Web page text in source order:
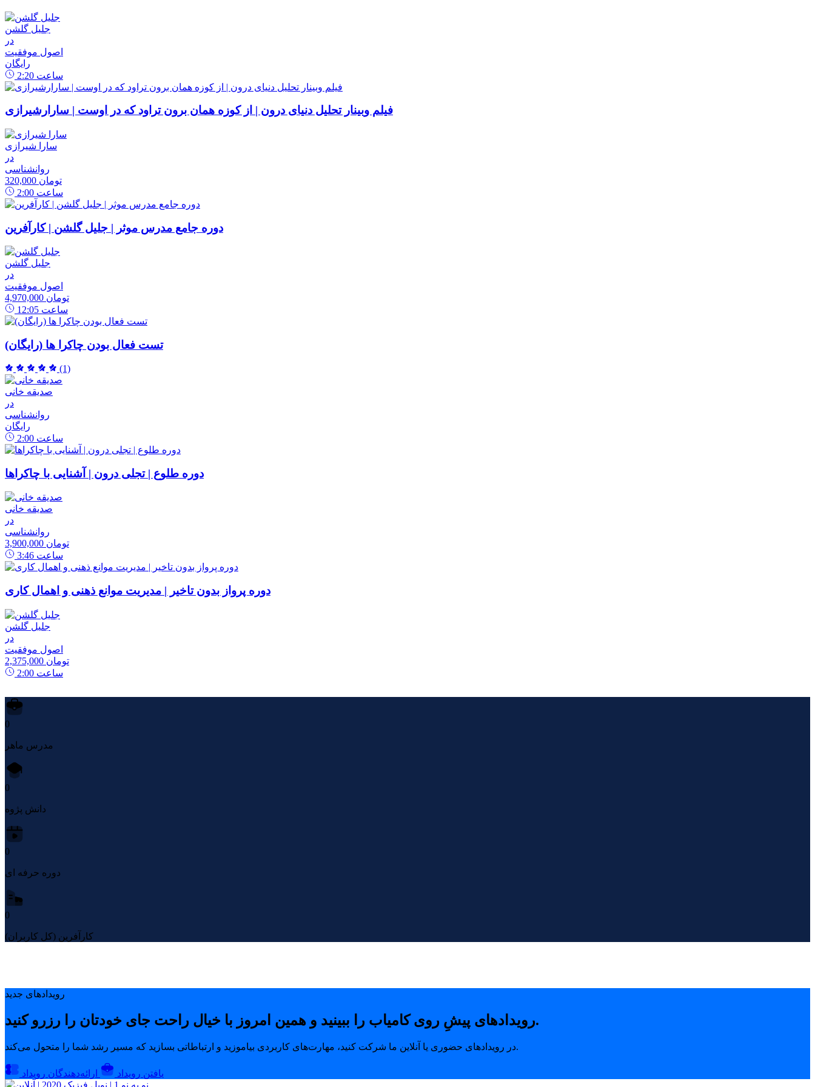
جلیل گلشن
در
اصول موفقیت
رایگان
2:20 ساعت
فیلم وبینار تحلیل دنیای درون | از کوزه همان برون تراود که در اوست | سارارشیرازی
سارا شیرازی
در
روانشناسی
320,000 تومان
2:00 ساعت
دوره جامع مدرس موثر | جلیل گلشن | کارآفرین
جلیل گلشن
در
اصول موفقیت
4,970,000 تومان
12:05 ساعت
تست فعال بودن چاکرا ها (رایگان)
(1)
صدیقه خانی
در
روانشناسی
رایگان
2:00 ساعت
دوره طلوع | تجلی درون | آشنایی با چاکراها
صدیقه خانی
در
روانشناسی
3,900,000 تومان
3:46 ساعت
دوره پرواز بدون تاخیر | مدیریت موانع ذهنی و اهمال کاری
جلیل گلشن
در
اصول موفقیت
2,375,000 تومان
2:00 ساعت
0
مدرس ماهر
0
دانش پژوه
0
دوره حرفه ای
0
کارآفرین (کل کاربران)
رویدادهای جدید
رویدادهای پیشِ روی کامیاب را ببینید و همین امروز با خیال راحت جای خودتان را رزرو کنید.
در رویدادهای حضوری یا آنلاین ما شرکت کنید، مهارت‌های کاربردی بیاموزید و ارتباطاتی بسازید که مسیر رشد شما را متحول می‌کند.
یافتن رویداد ارائه‌دهندگان رویداد